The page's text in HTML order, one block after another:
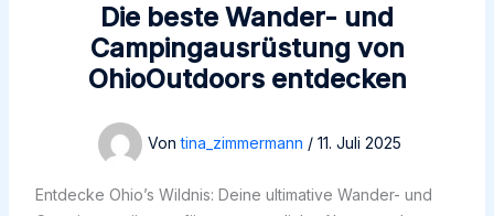
Die beste Wander- und
Campingausrüstung von
OhioOutdoors entdecken
Vontina_zimmermann / 11. Juli 2025
Entdecke Ohio’s Wildnis: Deine ultimative Wander- und